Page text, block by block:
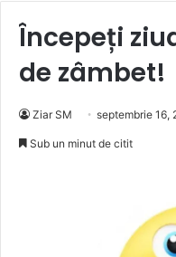
Începeți
de zâmbet!
Ziar SM septembrie 16,
Sub un minut de citit